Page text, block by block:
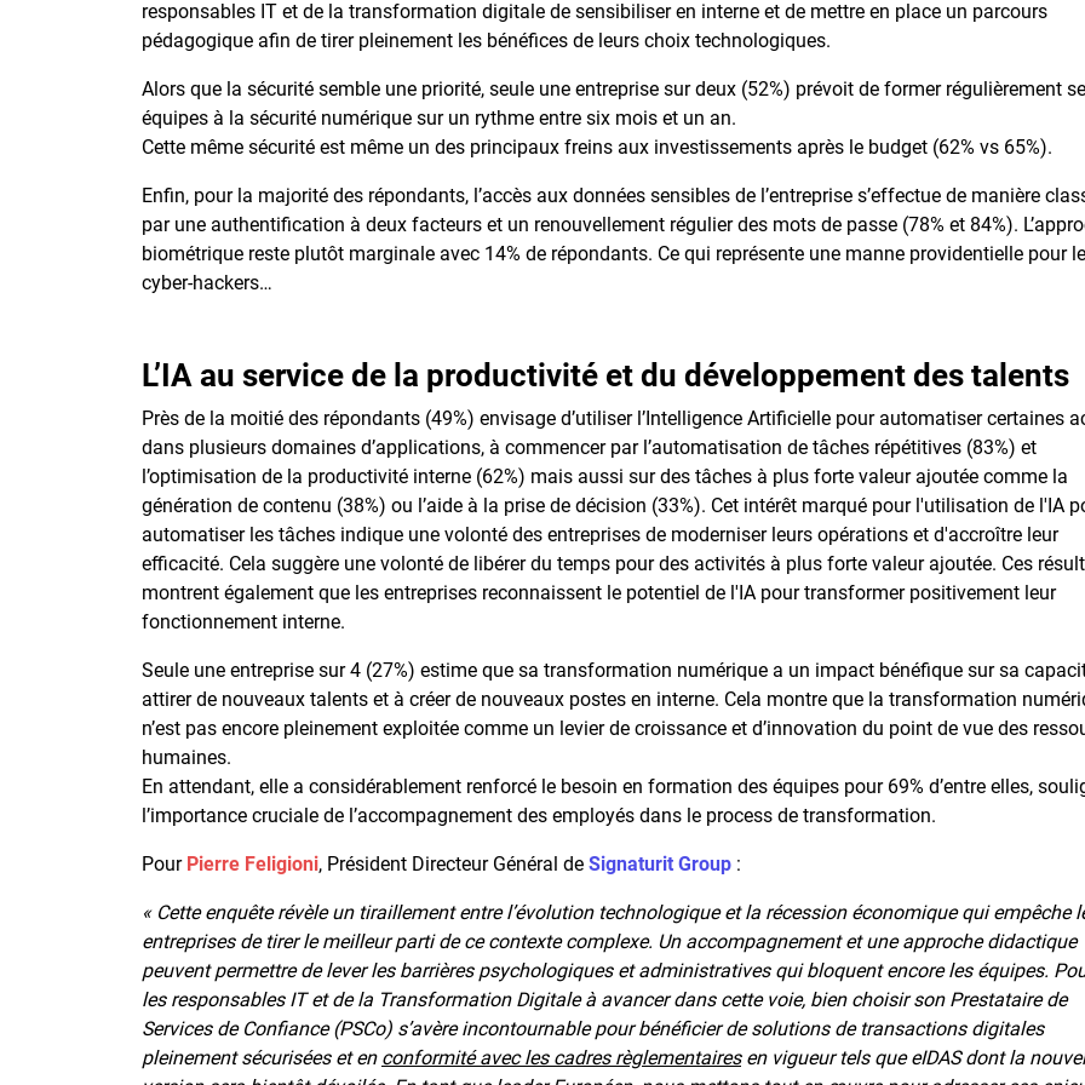
responsables IT et de la transformation digitale de sensibiliser en interne et de mettre en place un parcours
pédagogique afin de tirer pleinement les bénéfices de leurs choix technologiques.
Alors que la sécurité semble une priorité, seule une entreprise sur deux (52%) prévoit de former régulièrement
équipes à la sécurité numérique sur un rythme entre six mois et un an.
Cette même sécurité est même un des principaux freins aux investissements après le budget (62% vs 65%).
Enfin, pour la majorité des répondants, l’accès aux données sensibles de l’entreprise s’effectue de manière
par une authentification à deux facteurs et un renouvellement régulier des mots de passe (78% et 84%).
biométrique reste plutôt marginale avec 14% de répondants. Ce qui représente une manne providentielle pour
cyber-hackers…
L’IA au service de la productivité et du développement des talents
Près de la moitié des répondants (49%) envisage d’utiliser l’Intelligence Artificielle pour automatiser certaines
dans plusieurs domaines d’applications, à commencer par l’automatisation de tâches répétitives (83%) et
l’optimisation de la productivité interne (62%) mais aussi sur des tâches à plus forte valeur ajoutée comme la
génération de contenu (38%) ou l’aide à la prise de décision (33%). Cet intérêt marqué pour l'utilisation de l'IA
automatiser les tâches indique une volonté des entreprises de moderniser leurs opérations et d'accroître leur
efficacité. Cela suggère une volonté de libérer du temps pour des activités à plus forte valeur ajoutée. Ces
montrent également que les entreprises reconnaissent le potentiel de l'IA pour transformer positivement leur
fonctionnement interne.
Seule une entreprise sur 4 (27%) estime que sa transformation numérique a un impact bénéfique sur sa
attirer de nouveaux talents et à créer de nouveaux postes en interne. Cela montre que la transformation
n’est pas encore pleinement exploitée comme un levier de croissance et d’innovation du point de vue des
humaines.
En attendant, elle a considérablement renforcé le besoin en formation des équipes pour 69% d’entre elles,
l’importance cruciale de l’accompagnement des employés dans le process de transformation.
Pour Pierre Feligioni, Président Directeur Général de Signaturit Group :
« Cette enquête révèle un tiraillement entre l’évolution technologique et la récession économique qui empêche
entreprises de tirer le meilleur parti de ce contexte complexe. Un accompagnement et une approche didactique
peuvent permettre de lever les barrières psychologiques et administratives qui bloquent encore les équipes.
les responsables IT et de la Transformation Digitale à avancer dans cette voie, bien choisir son Prestataire de
Services de Confiance (PSCo) s’avère incontournable pour bénéficier de solutions de transactions digitales
pleinement sécurisées et en conformité avec les cadres règlementairesen vigueur tels que eIDAS dont la